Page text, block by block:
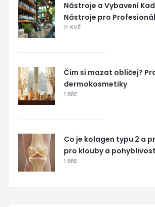
Nástroje a Vybavení
Nástroje pro
11 KVĚ
Čím si mazat obličej?
dermokosmetiky
1 BŘE
Co je kolagen typu 2 a
pro klouby a
1 BŘE